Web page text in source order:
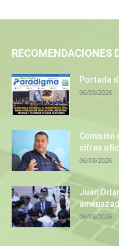
RECOMENDACIONES
Portada
06/08/2026
Comisión
cifras
06/08/2026
Juan
06/08/2026